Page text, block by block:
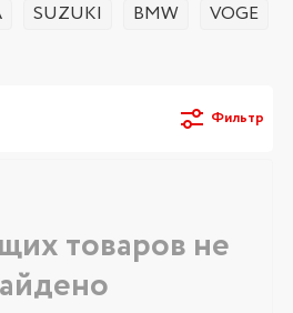
SUZUKI BMW VOGE
Фильтр
товаров не